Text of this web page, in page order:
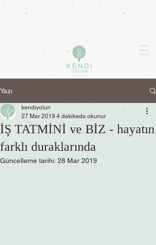
Yazı
İŞ TATMİNİ ve BİZ - hayatın
farklı duraklarında
kendiyolun
27 Mar 2019 4 dakikada okunur
Güncelleme tarihi: 28 Mar 2019